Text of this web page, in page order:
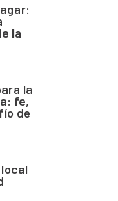
la
la
fe,
de